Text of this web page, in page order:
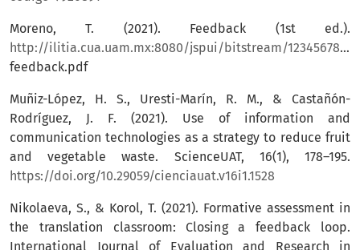
Moreno, T. (2021). Feedback (1st ed.).
http://ilitia.cua.uam.mx:8080/jspui/bitstream/123456789/958/1/La
feedback.pdf
Muñiz-López, H. S., Uresti-Marín, R. M., & Castañón-
Rodríguez, J. F. (2021). Use of information and
communication technologies as a strategy to reduce fruit
and vegetable waste. ScienceUAT, 16(1), 178–195.
https://doi.org/10.29059/cienciauat.v16i1.1528
Nikolaeva, S., & Korol, T. (2021). Formative assessment in
the translation classroom: Closing a feedback loop.
International Journal of Evaluation and Research in